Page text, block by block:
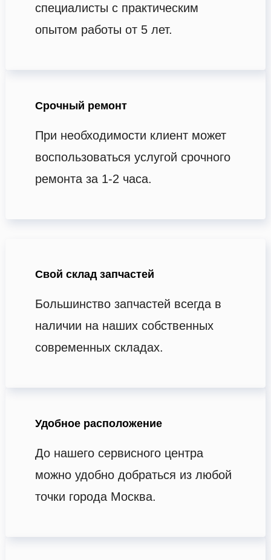
специалисты с практическим
опытом работы от 5 лет.
Срочный ремонт
При необходимости клиент может
воспользоваться услугой срочного
ремонта за 1-2 часа.
Свой склад запчастей
Большинство запчастей всегда в
наличии на наших собственных
современных складах.
Удобное расположение
До нашего сервисного центра
можно удобно добраться из любой
точки города Москва.